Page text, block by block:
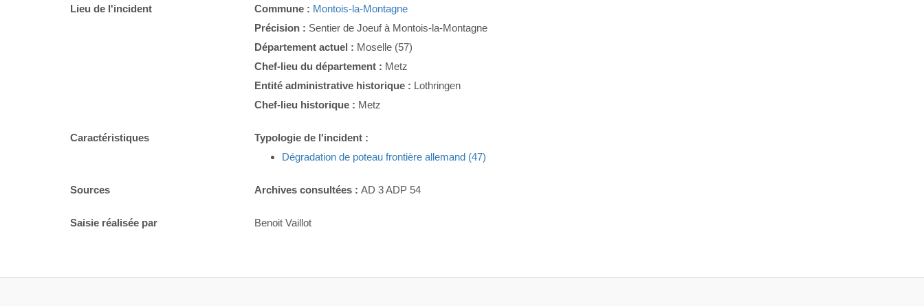
Lieu de l'incident Commune : Montois-la-Montagne
Précision : Sentier de Joeuf à Montois-la-Montagne
Département actuel : Moselle (57)
Chef-lieu du département : Metz
Entité administrative historique : Lothringen
Chef-lieu historique : Metz
Caractéristiques
Typologie de l'incident :
Dégradation de poteau frontière allemand (47)
Sources Archives consultées :AD 3 ADP 54
Saisie réalisée par Benoit Vaillot